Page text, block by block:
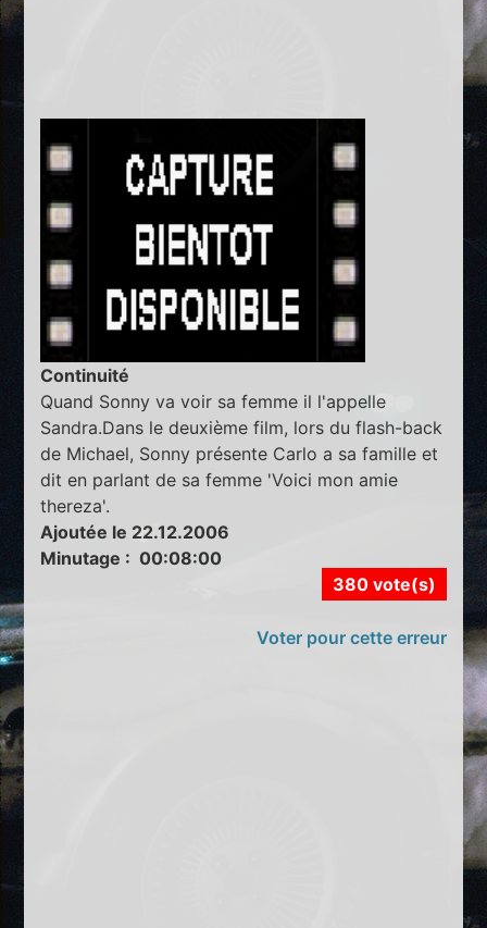
Continuité
Quand Sonny va voir sa femme il l'appelle
Sandra.Dans le deuxième film, lors du flash-back
de Michael, Sonny présente Carlo a sa famille et
dit en parlant de sa femme 'Voici mon amie
thereza'.
Ajoutée le 22.12.2006
Minutage : 00:08:00
380 vote(s)
Voter pour cette erreur